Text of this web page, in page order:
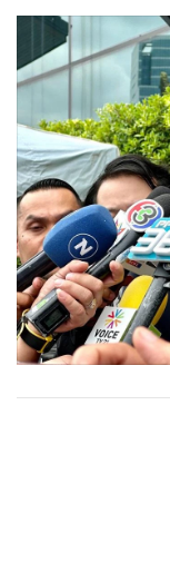
• Green
Management &
• MGR Live
• Infographic
• การเมือง
• ท่องเที่ยว
• กีฬา
• ต่างประเทศ
• Special Scoop
• เศรษฐกิจ-ธุรกิจ
• จีน
• ชุมชน-คุณภาพชีวิ